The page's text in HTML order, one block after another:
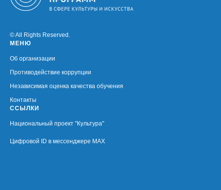
© All Rights Reserved.
МЕНЮ
Об организации
Противодействие коррупции
Независимая оценка качества обучения
Контакты
ССЫЛКИ
Национальный проект "Культура"
Цифровой ID в мессенджере MAX